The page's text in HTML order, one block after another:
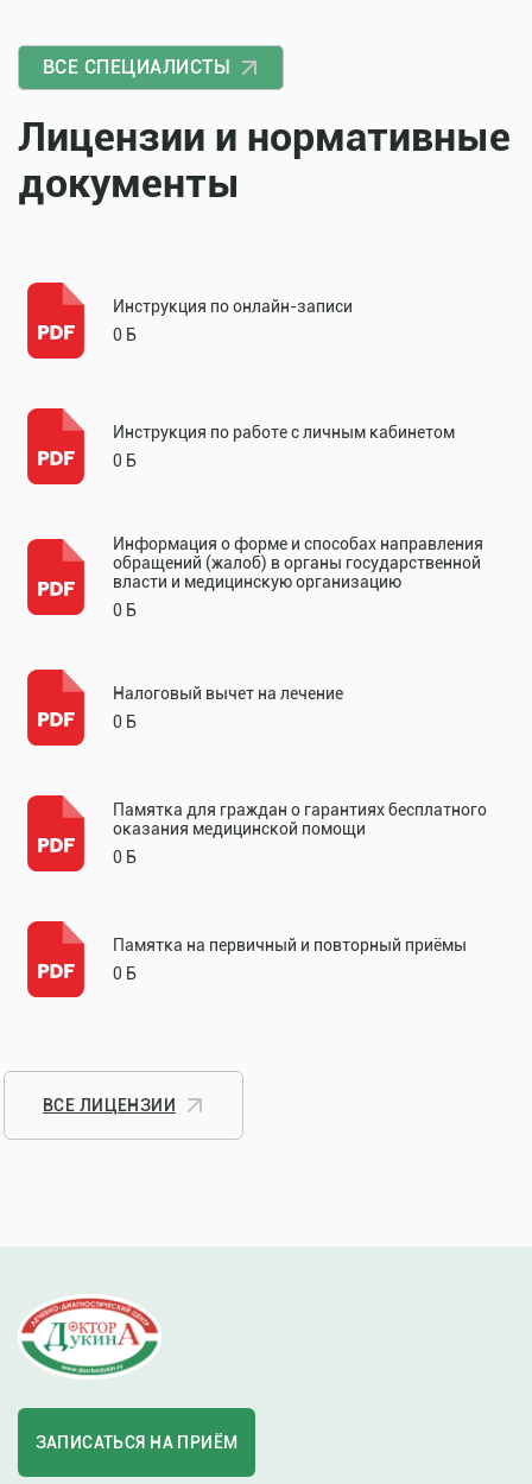
ВСЕ СПЕЦИАЛИСТЫ
Лицензии и нормативные
документы
Инструкция по онлайн-записи
0 Б
Инструкция по работе с личным кабинетом
0 Б
Информация о форме и способах направления
обращений (жалоб) в органы государственной
власти и медицинскую организацию
0 Б
Налоговый вычет на лечение
0 Б
Памятка для граждан о гарантиях бесплатного
оказания медицинской помощи
0 Б
Памятка на первичный и повторный приёмы
0 Б
ВСЕ ЛИЦЕНЗИИ
ЗАПИСАТЬСЯ НА ПРИЁМ